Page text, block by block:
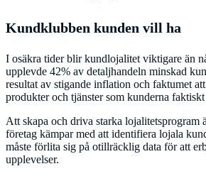
Kundklubben kunden vill ha
I osäkra tider blir kundlojalitet viktigare än
upplevde 42% av detaljhandeln minskad
resultat av stigande inflation och faktumet
produkter och tjänster som kunderna
Att skapa och driva starka lojalitetsprogram
företag kämpar med att identifiera lojala
måste förlita sig på otillräcklig data för att
upplevelser.